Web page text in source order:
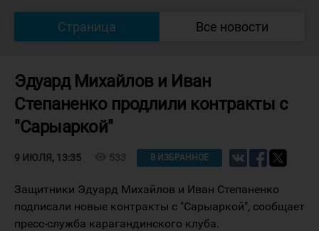
Страница Все новости
Эдуард Михайлов и Иван
Степаненко продлили контракты с
"Сарыаркой"
9 ИЮЛЯ, 13:35 533 В ИЗБРАННОЕ
Защитники Эдуард Михайлов и Иван Степаненко
подписали новые контракты с "Сарыаркой", сообщает
пресс-служба карагандинского клуба.